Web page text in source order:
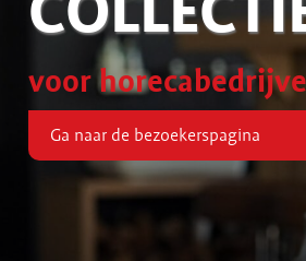
voor
Ga naar de bezoekerspagina